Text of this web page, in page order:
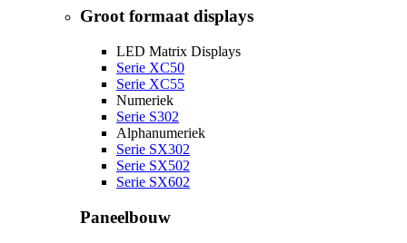
Groot formaat displays
LED Matrix Displays
Serie XC50
Serie XC55
Numeriek
Serie S302
Alphanumeriek
Serie SX302
Serie SX502
Serie SX602
Paneelbouw